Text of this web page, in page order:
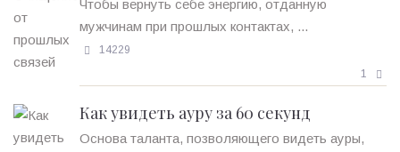
Чтобы вернуть себе энергию, отданную
мужчинам при прошлых контактах, ...
14229
1
Как увидеть ауру за 60 секунд
Основа таланта, позволяющего видеть ауры,